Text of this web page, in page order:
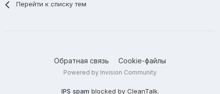
Перейти к списку тем
Обратная связь Cookie-файлы
Powered by Invision Community
IPS spam blocked by CleanTalk.